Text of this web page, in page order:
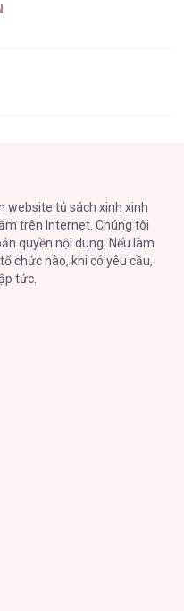
Lâu Đài Của Công Tước
3 ĐẤY
Dăm
website tủ sách xinh xinh
trên Internet. Chúng tôi
quyền nội dung. Nếu làm
chức nào, khi có yêu cầu,
tức.